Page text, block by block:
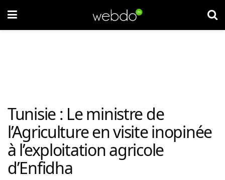
Tunisie : Le ministre de
l’Agriculture en visite inopinée
à l’exploitation agricole
d’Enfidha